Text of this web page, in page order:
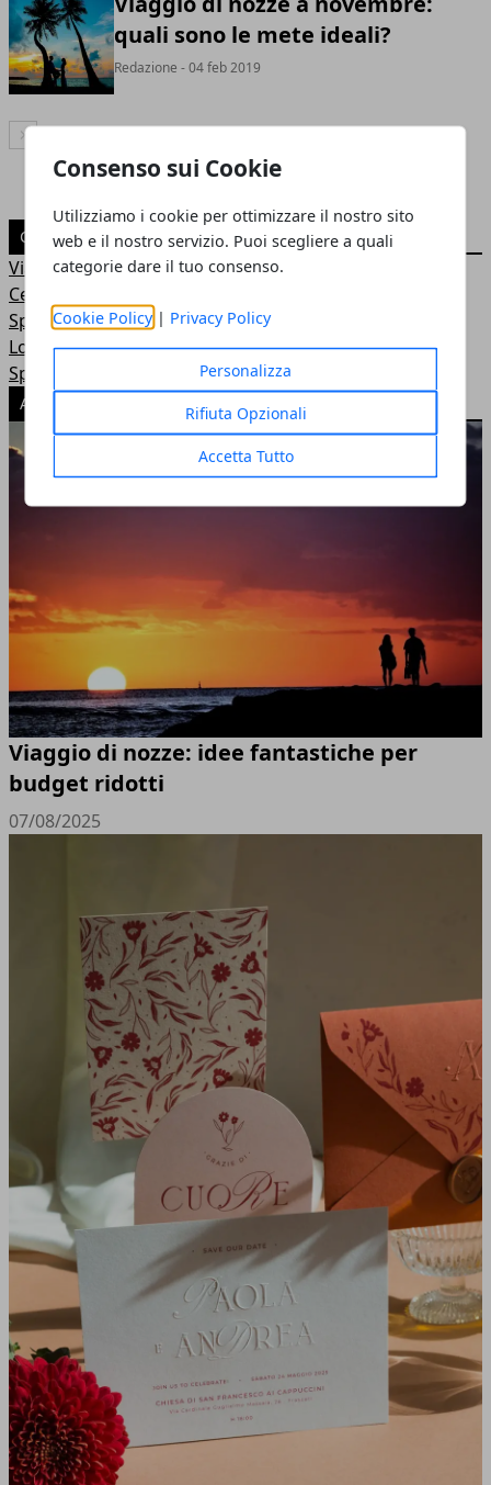
Consenso sui Cookie
Utilizziamo i cookie per ottimizzare il nostro sito
web e il nostro servizio. Puoi scegliere a quali
categorie dare il tuo consenso.
Cookie Policy | Privacy Policy
Personalizza
Rifiuta Opzionali
Accetta Tutto
quali sono le mete ideali?
Redazione - 04 feb 2019
Articolo Successivo
CATEGORIE
Viaggio di nozze
Cerimonia
Sposa
Location
Sposo
ARTICOLI POPOLARI
Viaggio di nozze: idee fantastiche per
budget ridotti
07/08/2025